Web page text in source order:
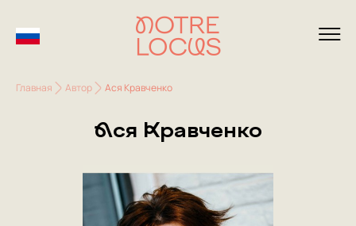
Главная Автор Ася Кравченко
Ася Кравченко